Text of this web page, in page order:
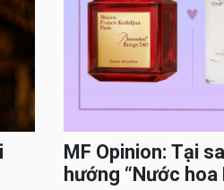
MF Opinion: Tại
hướng “Nước hoa